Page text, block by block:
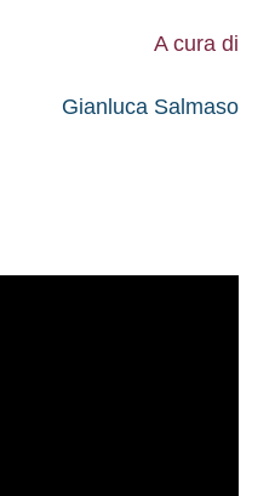
A cura di
Gianluca Salmaso